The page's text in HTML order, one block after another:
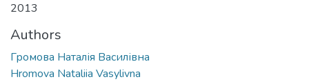
2013
Authors
Громова Наталія Василівна
Hromova Nataliia Vasylivna